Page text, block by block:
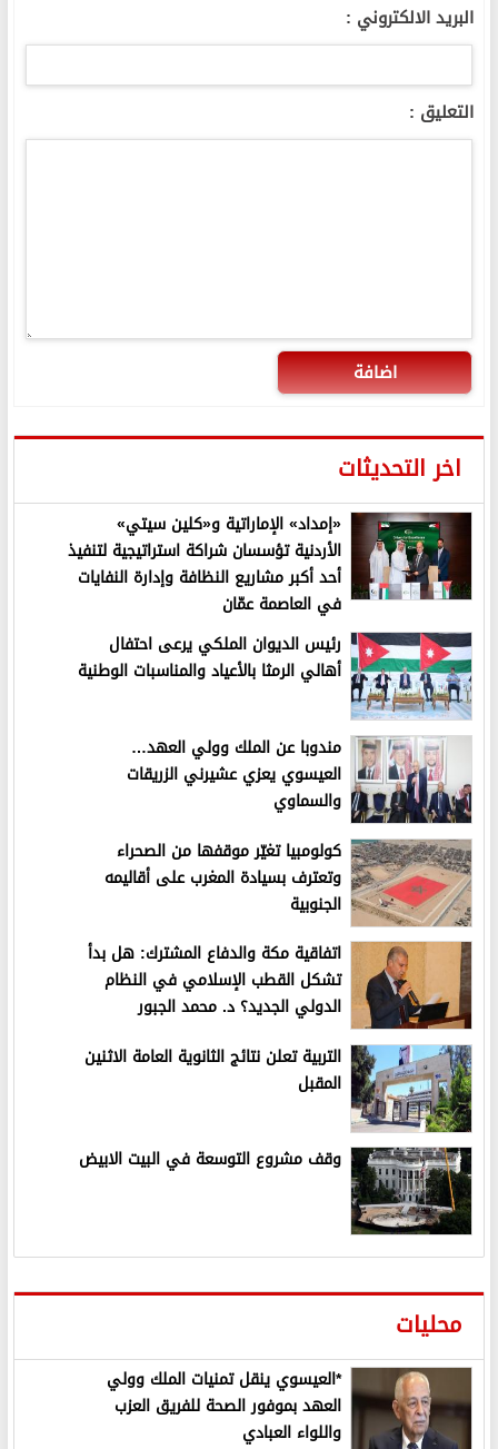
البريد الالكتروني :
التعليق :
اضافة
اخر التحديثات
«إمداد» الإماراتية و«كلين سيتي»
الأردنية تؤسسان شراكة استراتيجية لتنفيذ
أحد أكبر مشاريع النظافة وإدارة النفايات
في العاصمة عمّان
رئيس الديوان الملكي يرعى احتفال
أهالي الرمثا بالأعياد والمناسبات الوطنية
مندوبا عن الملك وولي العهد…
العيسوي يعزي عشيرني الزريقات
والسماوي
كولومبيا تغيّر موقفها من الصحراء
وتعترف بسيادة المغرب على أقاليمه
الجنوبية
اتفاقية مكة والدفاع المشترك: هل بدأ
تشكل القطب الإسلامي في النظام
الدولي الجديد؟ د. محمد الجبور
التربية تعلن نتائج الثانوية العامة الاثنين
المقبل
وقف مشروع التوسعة في البيت الابيض
محليات
*العيسوي ينقل تمنيات الملك وولي
العهد بموفور الصحة للفريق العزب
واللواء العبادي